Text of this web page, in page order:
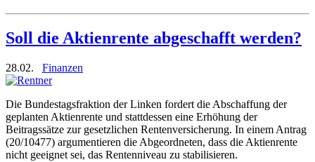
Soll die Aktienrente abgeschafft werden?
28.02. Finanzen
Die Bundestagsfraktion der Linken fordert die Abschaffung der
geplanten Aktienrente und stattdessen eine Erhöhung der
Beitragssätze zur gesetzlichen Rentenversicherung. In einem Antrag
(20/10477) argumentieren die Abgeordneten, dass die Aktienrente
nicht geeignet sei, das Rentenniveau zu stabilisieren.